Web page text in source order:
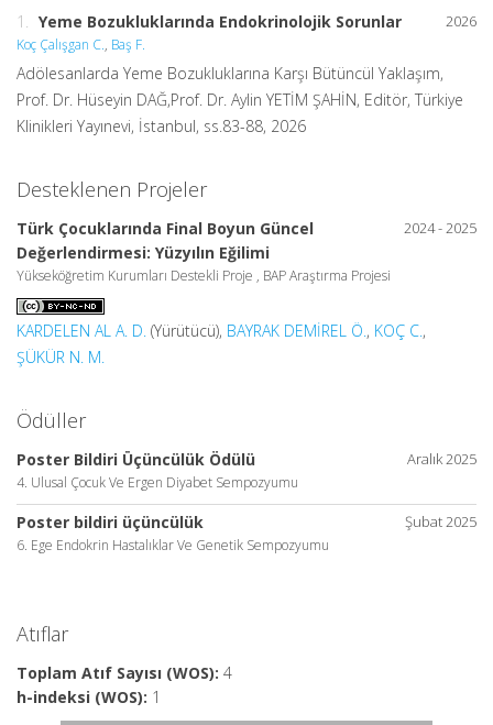
2026
1. Yeme Bozukluklarında Endokrinolojik Sorunlar
Koç Çalışgan C., Baş F.
Adölesanlarda Yeme Bozukluklarına Karşı Bütüncül Yaklaşım,
Prof. Dr. Hüseyin DAĞ,Prof. Dr. Aylin YETİM ŞAHİN, Editör, Türkiye
Klinikleri Yayınevi, İstanbul, ss.83-88, 2026
Desteklenen Projeler
2024 - 2025
Türk Çocuklarında Final Boyun Güncel
Değerlendirmesi: Yüzyılın Eğilimi
Yükseköğretim Kurumları Destekli Proje , BAP Araştırma Projesi
KARDELEN AL A. D. (Yürütücü), BAYRAK DEMİREL Ö. , KOÇ C. ,
ŞÜKÜR N. M.
Ödüller
Aralık 2025
Poster Bildiri Üçüncülük Ödülü
4. Ulusal Çocuk Ve Ergen Diyabet Sempozyumu
Şubat 2025
Poster bildiri üçüncülük
6. Ege Endokrin Hastalıklar Ve Genetik Sempozyumu
Atıflar
Toplam Atıf Sayısı (WOS): 4
h-indeksi (WOS): 1